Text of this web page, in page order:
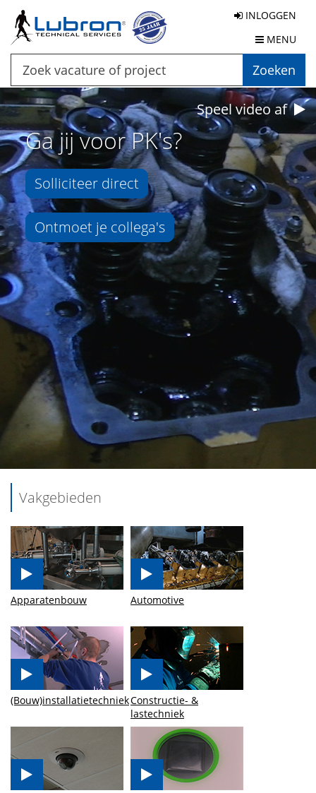
Zoeken
INLOGGEN
MENU
Speel video af
Ga jij voor PK's?
Solliciteer direct
Ontmoet je collega's
Vakgebieden
Apparatenbouw Automotive
(Bouw)installatietechniekConstructie- &
lastechniek